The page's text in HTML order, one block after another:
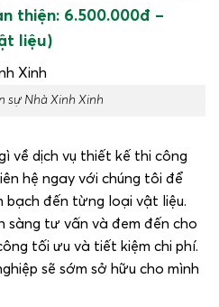
thiện: 6.500.000đ –
liệu)
sự Nhà Xinh Xinh
về dịch vụ thiết kế thi công
hệ ngay với chúng tôi để
bạch đến từng loại vật liệu.
sàng tư vấn và đem đến cho
tối ưu và tiết kiệm chi phí.
sẽ sớm sở hữu cho mình